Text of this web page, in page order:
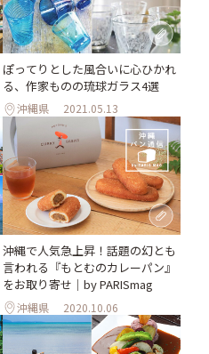
ぽってりとした風合いに心ひかれ
る、作家ものの琉球ガラス4選
沖縄県 2021.05.13
沖縄で人気急上昇！話題の幻とも
言われる『もとむのカレーパン』
をお取り寄せ｜by PARISmag
沖縄県 2020.10.06